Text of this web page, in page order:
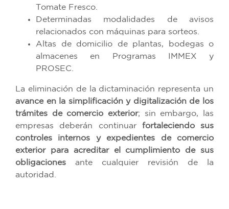
Tomate Fresco.
Determinadas modalidades de avisos
relacionados con máquinas para sorteos.
Altas de domicilio de plantas, bodegas o
almacenes en Programas IMMEX y
PROSEC.
La eliminación de la dictaminación representa un
avance en la simplificación y digitalización de los
trámites de comercio exterior; sin embargo, las
empresas deberán continuar fortaleciendo sus
controles internos y expedientes de comercio
exterior para acreditar el cumplimiento de sus
obligaciones ante cualquier revisión de la
autoridad.